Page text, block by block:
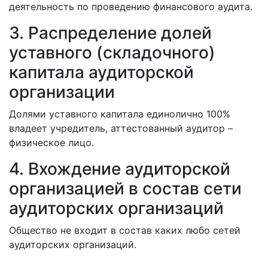
деятельность по проведению финансового аудита.
3. Распределение долей
уставного (складочного)
капитала аудиторской
организации
Долями уставного капитала единолично 100%
владеет учредитель, аттестованный аудитор –
физическое лицо.
4. Вхождение аудиторской
организацией в состав сети
аудиторских организаций
Общество не входит в состав каких любо сетей
аудиторских организаций.